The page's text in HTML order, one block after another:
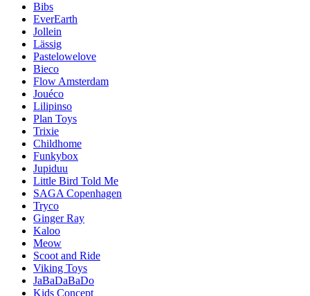
Bibs
EverEarth
Jollein
Lässig
Pastelowelove
Bieco
Flow Amsterdam
Jouéco
Lilipinso
Plan Toys
Trixie
Childhome
Funkybox
Jupiduu
Little Bird Told Me
SAGA Copenhagen
Tryco
Ginger Ray
Kaloo
Meow
Scoot and Ride
Viking Toys
JaBaDaBaDo
Kids Concept